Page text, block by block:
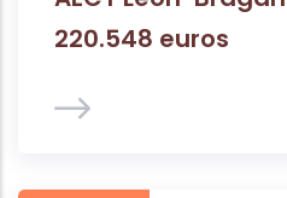
220.548 euros